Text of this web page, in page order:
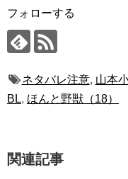
フォローする
ネタバレ注意, 山本
BL, ほんと野獣（18）
関連記事